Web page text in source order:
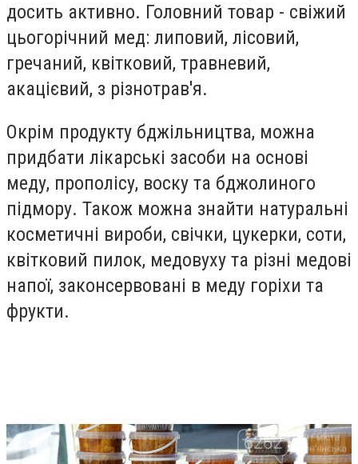
досить активно. Головний товар - свіжий
цьогорічний мед: липовий, лісовий,
гречаний, квітковий, травневий,
акацієвий, з різнотрав'я.
Окрім продукту бджільництва, можна
придбати лікарські засоби на основі
меду, прополісу, воску та бджолиного
підмору. Також можна знайти натуральні
косметичні вироби, свічки, цукерки, соти,
квітковий пилок, медовуху та різні медові
напої, законсервовані в меду горіхи та
фрукти.